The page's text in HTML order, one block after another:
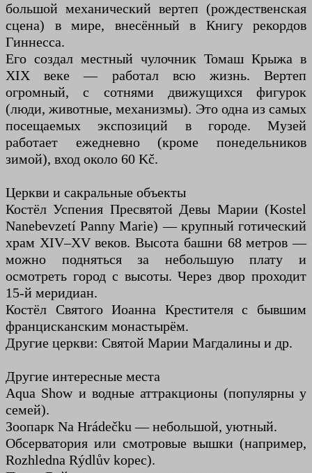
большой механический вертеп (рождественская
сцена) в мире, внесённый в Книгу рекордов
Гиннесса.
Его создал местный чулочник Томаш Крыжа в
XIX веке — работал всю жизнь. Вертеп
огромный, с сотнями движущихся фигурок
(люди, животные, механизмы). Это одна из самых
посещаемых экспозиций в городе. Музей
работает ежедневно (кроме понедельников
зимой), вход около 60 Kč.
Церкви и сакральные объекты
Костёл Успения Пресвятой Девы Марии (Kostel
Nanebevzetí Panny Marie) — крупный готический
храм XIV–XV веков. Высота башни 68 метров —
можно подняться за небольшую плату и
осмотреть город с высоты. Через двор проходит
15-й меридиан.
Костёл Святого Иоанна Крестителя с бывшим
францисканским монастырём.
Другие церкви: Святой Марии Магдалины и др.
Другие интересные места
Aqua Show и водные аттракционы (популярны у
семей).
Зоопарк Na Hrádečku — небольшой, уютный.
Обсерватория или смотровые вышки (например,
Rozhledna Rýdlův kopec).